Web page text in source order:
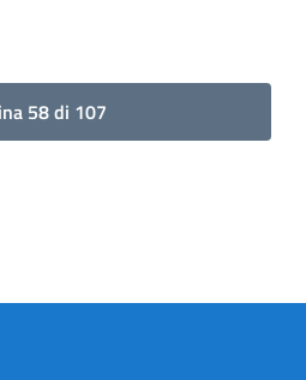
58 di 107